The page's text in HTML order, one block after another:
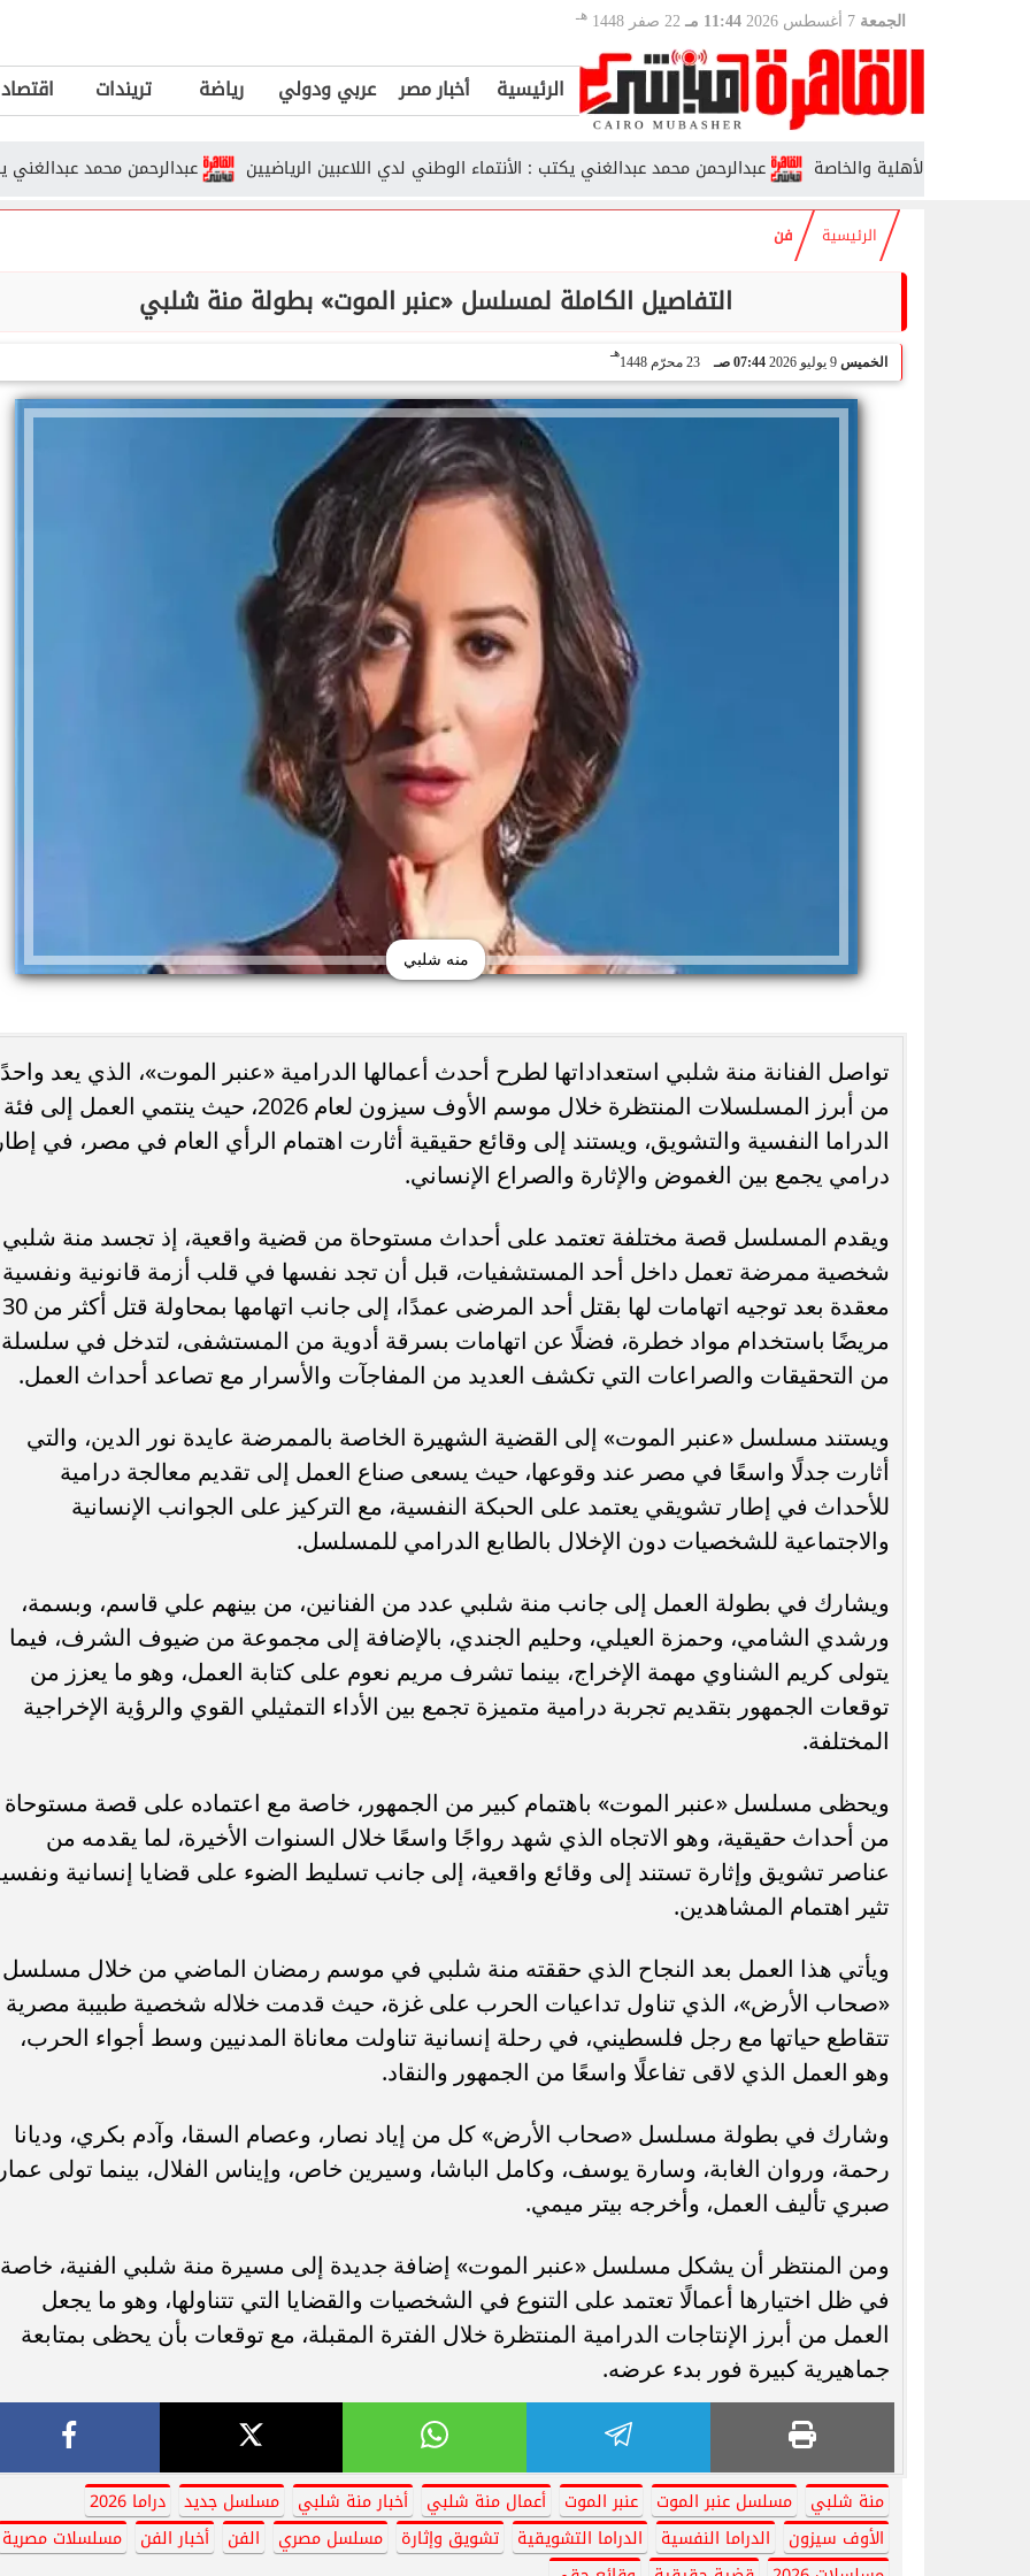
الجمعة 11:44 مـ 22 صفر 1448 هـ
الرئيسية أخبار مصر عربي ودولي رياضة تريندات اقتصاد
عبدالرحمن محمد عبدالغني يكتب : عبدالرحمن محمد عبدالغني يكتب : الأنتماء الوطني لدي اللاعبين الرياضيين
الرئيسية فن
التفاصيل الكاملة لمسلسل «عنبر الموت» بطولة منة شلبي
الخميس 9 يوليو 2026 07:44 صـ 23 محرّم 1448
هـ
منه شلبي
تواصل الفنانة منة شلبي استعداداتها لطرح أحدث أعمالها الدرامية «عنبر الموت»، الذي يعد
من أبرز المسلسلات المنتظرة خلال موسم الأوف سيزون لعام 2026، حيث ينتمي العمل إلى فئة
الدراما النفسية والتشويق، ويستند إلى وقائع حقيقية أثارت اهتمام الرأي العام في مصر، في إطار
درامي يجمع بين الغموض والإثارة والصراع الإنساني.
ويقدم المسلسل قصة مختلفة تعتمد على أحداث مستوحاة من قضية واقعية، إذ تجسد منة شلبي
شخصية ممرضة تعمل داخل أحد المستشفيات، قبل أن تجد نفسها في قلب أزمة قانونية ونفسية
معقدة بعد توجيه اتهامات لها بقتل أحد المرضى عمدًا، إلى جانب اتهامها بمحاولة قتل أكثر من 30
مريضًا باستخدام مواد خطرة، فضلًا عن اتهامات بسرقة أدوية من المستشفى، لتدخل في سلسلة
من التحقيقات والصراعات التي تكشف العديد من المفاجآت والأسرار مع تصاعد أحداث العمل.
ويستند مسلسل «عنبر الموت» إلى القضية الشهيرة الخاصة بالممرضة عايدة نور الدين، والتي
أثارت جدلًا واسعًا في مصر عند وقوعها، حيث يسعى صناع العمل إلى تقديم معالجة درامية
للأحداث في إطار تشويقي يعتمد على الحبكة النفسية، مع التركيز على الجوانب الإنسانية
والاجتماعية للشخصيات دون الإخلال بالطابع الدرامي للمسلسل.
ويشارك في بطولة العمل إلى جانب منة شلبي عدد من الفنانين، من بينهم علي قاسم، وبسمة،
ورشدي الشامي، وحمزة العيلي، وحليم الجندي، بالإضافة إلى مجموعة من ضيوف الشرف، فيما
يتولى كريم الشناوي مهمة الإخراج، بينما تشرف مريم نعوم على كتابة العمل، وهو ما يعزز من
توقعات الجمهور بتقديم تجربة درامية متميزة تجمع بين الأداء التمثيلي القوي والرؤية الإخراجية
المختلفة.
ويحظى مسلسل «عنبر الموت» باهتمام كبير من الجمهور، خاصة مع اعتماده على قصة مستوحاة
من أحداث حقيقية، وهو الاتجاه الذي شهد رواجًا واسعًا خلال السنوات الأخيرة، لما يقدمه من
عناصر تشويق وإثارة تستند إلى وقائع واقعية، إلى جانب تسليط الضوء على قضايا إنسانية
تثير اهتمام المشاهدين.
ويأتي هذا العمل بعد النجاح الذي حققته منة شلبي في موسم رمضان الماضي من خلال مسلسل
«صحاب الأرض»، الذي تناول تداعيات الحرب على غزة، حيث قدمت خلاله شخصية طبيبة مصرية
تتقاطع حياتها مع رجل فلسطيني، في رحلة إنسانية تناولت معاناة المدنيين وسط أجواء الحرب،
وهو العمل الذي لاقى تفاعلًا واسعًا من الجمهور والنقاد.
وشارك في بطولة مسلسل «صحاب الأرض» كل من إياد نصار، وعصام السقا، وآدم بكري، وديانا
رحمة، وروان الغابة، وسارة يوسف، وكامل الباشا، وسيرين خاص، وإيناس الفلال، بينما تولى عمار
صبري تأليف العمل، وأخرجه بيتر ميمي.
ومن المنتظر أن يشكل مسلسل «عنبر الموت» إضافة جديدة إلى مسيرة منة شلبي الفنية، خاصة
في ظل اختيارها أعمالًا تعتمد على التنوع في الشخصيات والقضايا التي تتناولها، وهو ما يجعل
العمل من أبرز الإنتاجات الدرامية المنتظرة خلال الفترة المقبلة، مع توقعات بأن يحظى بمتابعة
جماهيرية كبيرة فور بدء عرضه.
منة شلبي مسلسل عنبر الموت عنبر الموت أعمال منة شلبي أخبار منة شلبي مسلسل جديد
دراما 2026
الأوف سيزون
الدراما النفسية الدراما التشويقية تشويق وإثارة مسلسل مصري الفن أخبار الفن
مسلسلات مصرية
رسميًا.. جدول امتحانات الشهادة الإعدادية
تنسيق الطب 2026.. الحدود المتوقعة في